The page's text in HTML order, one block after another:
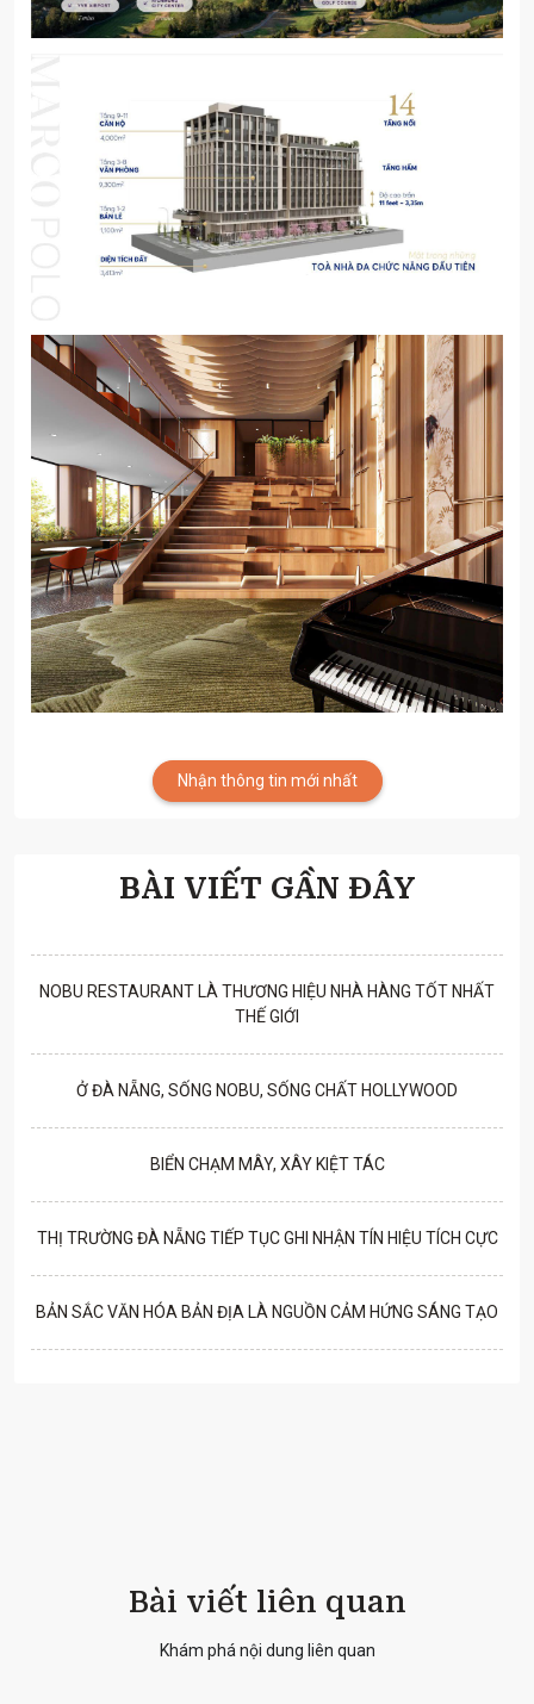
Nhận thông tin mới nhất
BÀI VIẾT GẦN ĐÂY
NOBU RESTAURANT LÀ THƯƠNG HIỆU NHÀ HÀNG TỐT NHẤT
THẾ GIỚI
Ở ĐÀ NẴNG, SỐNG NOBU, SỐNG CHẤT HOLLYWOOD
BIỂN CHẠM MÂY, XÂY KIỆT TÁC
THỊ TRƯỜNG ĐÀ NẴNG TIẾP TỤC GHI NHẬN TÍN HIỆU TÍCH CỰC
BẢN SẮC VĂN HÓA BẢN ĐỊA LÀ NGUỒN CẢM HỨNG SÁNG TẠO
Bài viết liên quan
Khám phá nội dung liên quan